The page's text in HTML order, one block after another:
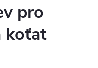
pro
koťat